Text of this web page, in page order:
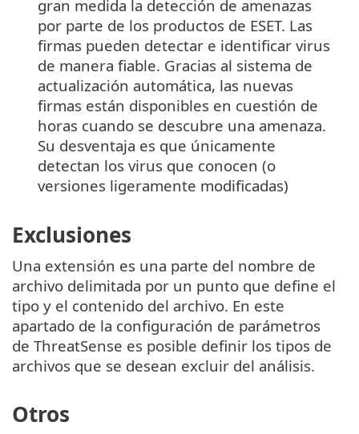
gran medida la detección de amenazas
por parte de los productos de ESET. Las
firmas pueden detectar e identificar virus
de manera fiable. Gracias al sistema de
actualización automática, las nuevas
firmas están disponibles en cuestión de
horas cuando se descubre una amenaza.
Su desventaja es que únicamente
detectan los virus que conocen (o
versiones ligeramente modificadas)
Exclusiones
Una extensión es una parte del nombre de
archivo delimitada por un punto que define el
tipo y el contenido del archivo. En este
apartado de la configuración de parámetros
de ThreatSense es posible definir los tipos de
archivos que se desean excluir del análisis.
Otros